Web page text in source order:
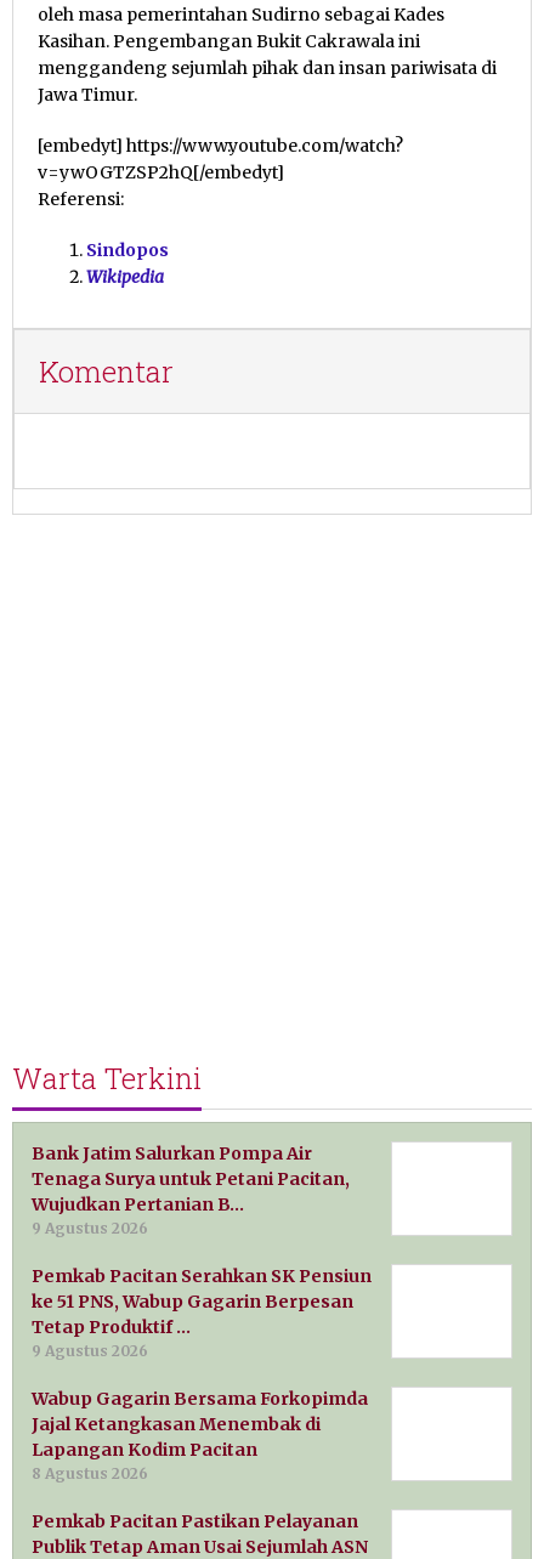
oleh masa pemerintahan Sudirno sebagai Kades
Kasihan. Pengembangan Bukit Cakrawala ini
menggandeng sejumlah pihak dan insan pariwisata di
Jawa Timur.
[embedyt] https://www.youtube.com/watch?
v=ywOGTZSP2hQ[/embedyt]
Referensi:
Sindopos
Wikipedia
Komentar
Warta Terkini
Bank Jatim Salurkan Pompa Air
Tenaga Surya untuk Petani Pacitan,
Wujudkan Pertanian B…
9 Agustus 2026
Pemkab Pacitan Serahkan SK Pensiun
ke 51 PNS, Wabup Gagarin Berpesan
Tetap Produktif …
9 Agustus 2026
Wabup Gagarin Bersama Forkopimda
Jajal Ketangkasan Menembak di
Lapangan Kodim Pacitan
8 Agustus 2026
Pemkab Pacitan Pastikan Pelayanan
Publik Tetap Aman Usai Sejumlah ASN